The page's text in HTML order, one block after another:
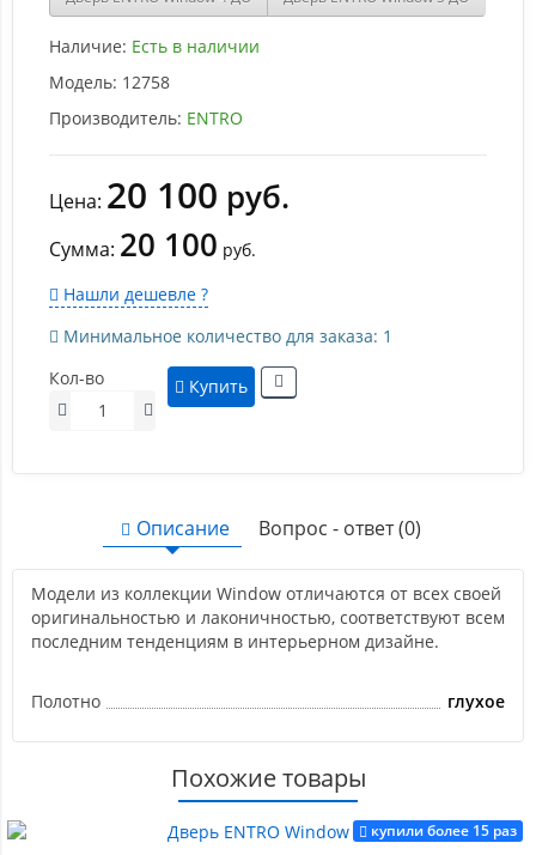
Наличие: Есть в наличии
Модель: 12758
Производитель: ENTRO
Цена: 20 100 руб.
Сумма: 20 100 руб.
Нашли дешевле ?
Минимальное количество для заказа: 1
Кол-во
Купить
Описание Вопрос - ответ (0)
Модели из коллекции Window отличаются от всех своей
оригинальностью и лаконичностью, соответствуют всем
последним тенденциям в интерьерном дизайне.
Полотно глухое
Похожие товары
купили более 15 раз